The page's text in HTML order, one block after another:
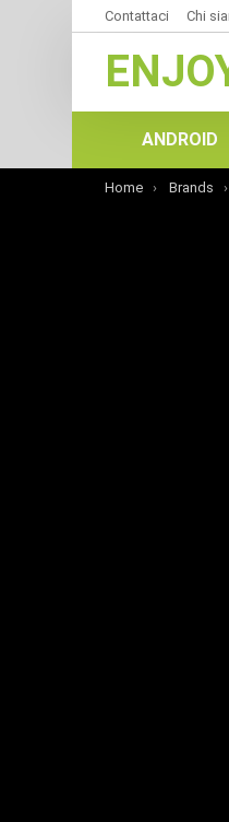
Contattaci Chi
ANDROID
You are here:
Home Brands